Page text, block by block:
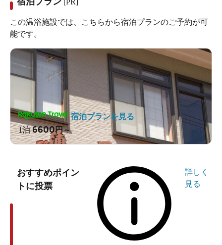
この温浴施設では、こちらから宿泊プランのご予約が可
能です。
1泊6600円～
宿泊プランを見る
おすすめポイン
トに投票
詳しく
見る